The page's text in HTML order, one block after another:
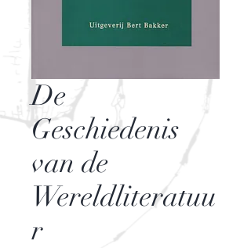
De
Geschiedenis
van de
Wereldliteratuu
r